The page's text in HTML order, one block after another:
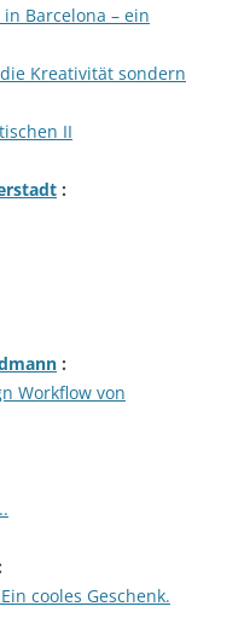
Barcelona – ein
Kreativität sondern
II
:
:
Workflow von
cooles Geschenk.